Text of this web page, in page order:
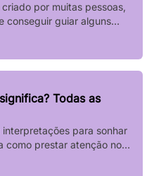
por muitas pessoas,
conseguir guiar alguns
de sair de determinadas
saber o que os astros estão
de hoje? Basta verificar
Todas as
para sonhar
como prestar atenção no